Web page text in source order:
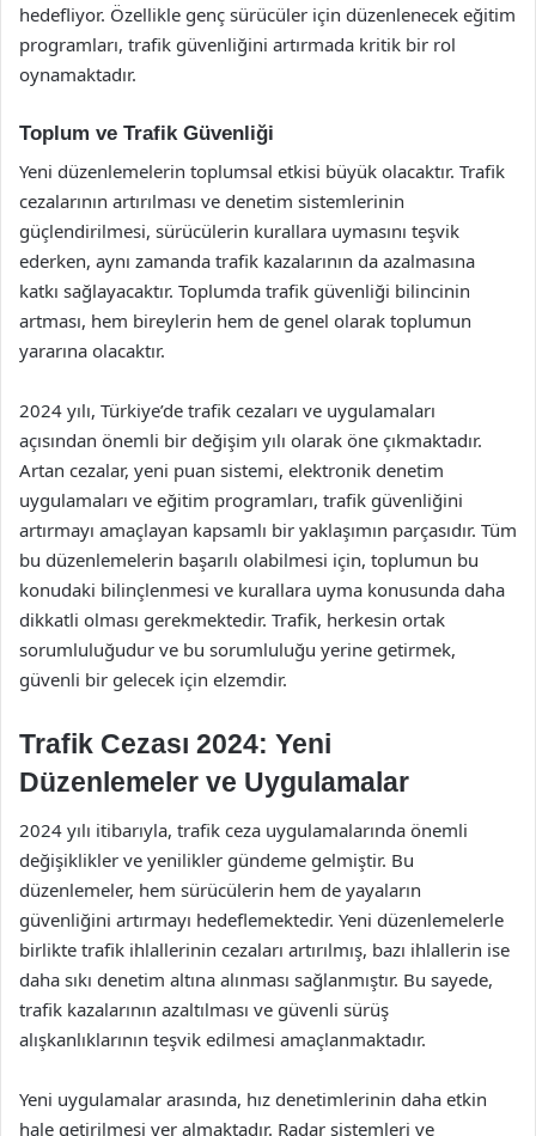
hedefliyor. Özellikle genç sürücüler için düzenlenecek eğitim
programları, trafik güvenliğini artırmada kritik bir rol
oynamaktadır.
Toplum ve Trafik Güvenliği
Yeni düzenlemelerin toplumsal etkisi büyük olacaktır. Trafik
cezalarının artırılması ve denetim sistemlerinin
güçlendirilmesi, sürücülerin kurallara uymasını teşvik
ederken, aynı zamanda trafik kazalarının da azalmasına
katkı sağlayacaktır. Toplumda trafik güvenliği bilincinin
artması, hem bireylerin hem de genel olarak toplumun
yararına olacaktır.
2024 yılı, Türkiye’de trafik cezaları ve uygulamaları
açısından önemli bir değişim yılı olarak öne çıkmaktadır.
Artan cezalar, yeni puan sistemi, elektronik denetim
uygulamaları ve eğitim programları, trafik güvenliğini
artırmayı amaçlayan kapsamlı bir yaklaşımın parçasıdır. Tüm
bu düzenlemelerin başarılı olabilmesi için, toplumun bu
konudaki bilinçlenmesi ve kurallara uyma konusunda daha
dikkatli olması gerekmektedir. Trafik, herkesin ortak
sorumluluğudur ve bu sorumluluğu yerine getirmek,
güvenli bir gelecek için elzemdir.
Trafik Cezası 2024: Yeni
Düzenlemeler ve Uygulamalar
2024 yılı itibarıyla, trafik ceza uygulamalarında önemli
değişiklikler ve yenilikler gündeme gelmiştir. Bu
düzenlemeler, hem sürücülerin hem de yayaların
güvenliğini artırmayı hedeflemektedir. Yeni düzenlemelerle
birlikte trafik ihlallerinin cezaları artırılmış, bazı ihlallerin ise
daha sıkı denetim altına alınması sağlanmıştır. Bu sayede,
trafik kazalarının azaltılması ve güvenli sürüş
alışkanlıklarının teşvik edilmesi amaçlanmaktadır.
Yeni uygulamalar arasında, hız denetimlerinin daha etkin
hale getirilmesi yer almaktadır. Radar sistemleri ve